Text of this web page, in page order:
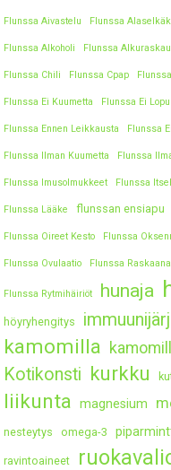
Flunssa Aivastelu Flunssa
Flunssa Alkoholi Flunssa
Flunssa Chili Flunssa Cpap
Flunssa Ei Kuumetta Flunssa Ei Lopu
Flunssa Ennen Leikkausta Flunssa
Flunssa Ilman Kuumetta Flunssa
Flunssa Imusolmukkeet Flunssa
Flunssa Lääke flunssan ensiapu
Flunssa Oireet Kesto Flunssa
Flunssa Ovulaatio Flunssa Raskaana
Flunssa Rytmihäiriöt hunaja
höyryhengitys
kamomilla
Kotikonsti kurkku
liikunta magnesium
nesteytys omega-3
ravintoaineet